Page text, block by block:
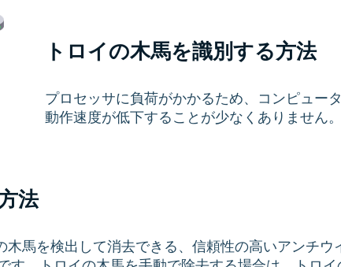
トロイの木馬を識別する方法
プロセッサに負荷がかかるため、コンピュー
動作速度が低下することが少なくありません。
法
馬を検出して消去できる、信頼性の高いアンチウ